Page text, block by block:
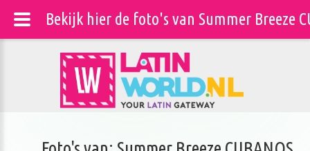
Bekijk hier de foto's van Summer Breeze